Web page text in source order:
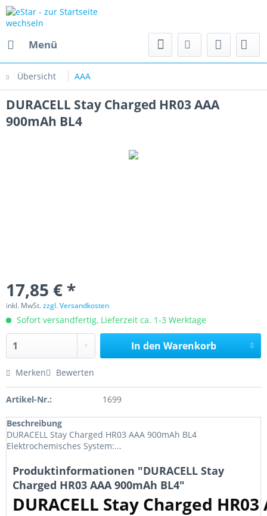
Menü
Übersicht AAA
DURACELL Stay Charged HR03 AAA
900mAh BL4
17,85 € *
inkl. MwSt.zzgl. Versandkosten
Sofort versandfertig, Lieferzeit ca. 1-3 Werktage
In den Warenkorb
Merken Bewerten
Artikel-Nr.: 1699
Beschreibung
DURACELL Stay Charged HR03 AAA 900mAh BL4
Elektrochemisches System:...
Produktinformationen "DURACELL Stay
Charged HR03 AAA 900mAh BL4"
DURACELL Stay Charged